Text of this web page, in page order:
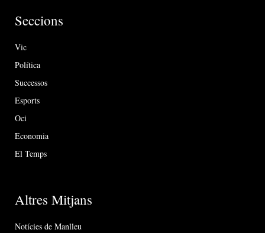
Seccions
Vic
Política
Successos
Esports
Oci
Economia
El Temps
Altres Mitjans
Notícies de Manlleu